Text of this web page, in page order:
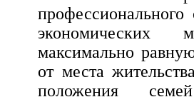
профессионального
экономических
максимально
от места
положения